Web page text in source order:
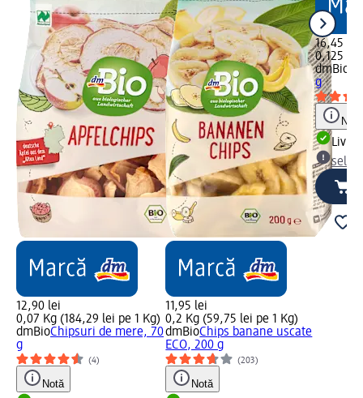
12,90 lei
0,07 Kg (184,29 lei pe 1 Kg)
dmBioChipsuri de mere, 70
g
(4)
Notă
11,95 lei
0,2 Kg (59,75 lei pe 1 Kg)
dmBioChips banane uscate
ECO, 200 g
(203)
Notă
16,45 lei
0,125 Kg
dmBio
g
Notă